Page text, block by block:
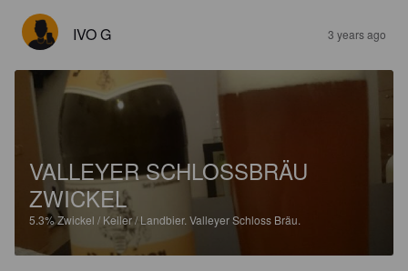
IVO G 3 years ago
VALLEYER SCHLOSSBRÄU
ZWICKEL
5.3%Zwickel / Keller / Landbier. Valleyer Schloss Bräu.